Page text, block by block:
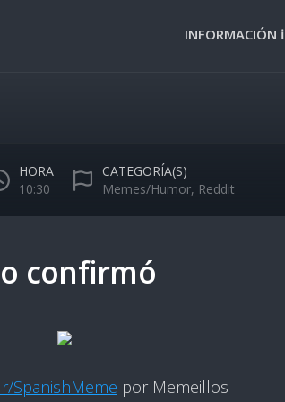
INFORMACIÓN ℹ️
NORMAS
USO
🚸
HORA
10:30
CATEGORÍA(S)
Memes/Humor, Reddit
confirmó
SpanishMeme por Memeillos